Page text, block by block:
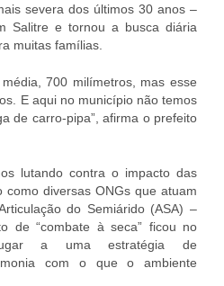
severa dos últimos 30 anos –
Salitre e tornou a busca diária
muitas famílias.
700 milímetros, mas esse
E aqui no município não temos
de carro-pipa”, afirma o prefeito
lutando contra o impacto das
como diversas ONGs que atuam
do Semiárido (ASA) –
de “combate à seca” ficou no
a uma estratégia de
com o que o ambiente